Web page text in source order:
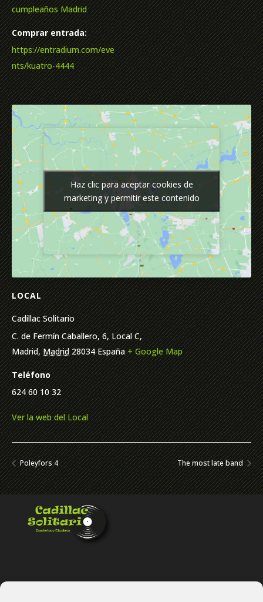
cumpleaños Madrid
Comprar entrada:
https://entradium.com/eve
nts/kuatro-4444
LOCAL
Cadillac Solitario
C. de Fermín Caballero, 6, Local C,
Madrid, Madrid 28034 España + Google Map
Teléfono
624 60 10 32
Ver la web del Local
Haz clic para aceptar cookies de
marketing y permitir este contenido
Haz clic para aceptar cookies de
marketing y permitir este contenido
Poleyfors 4 The most late band